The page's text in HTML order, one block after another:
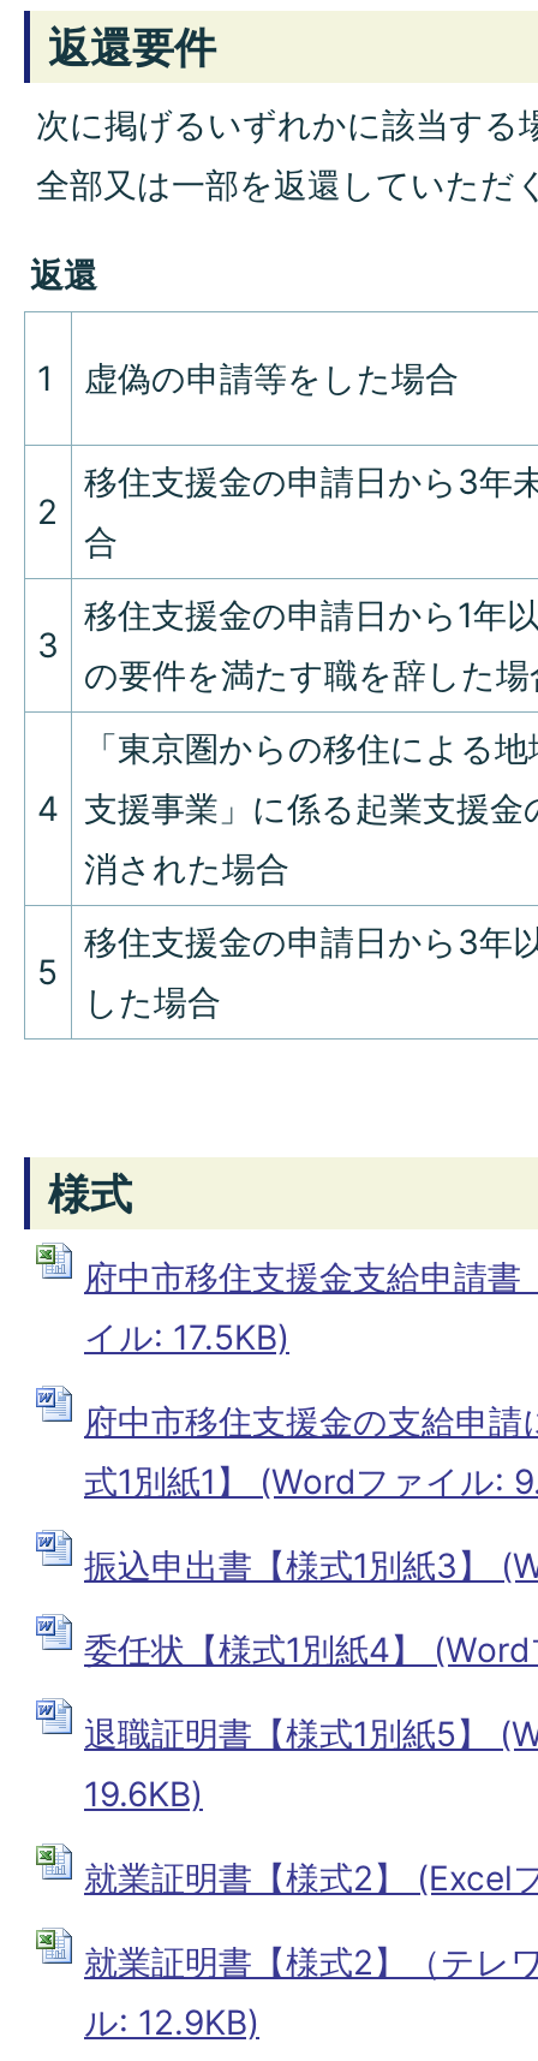
返還要件
次に掲げるいずれかに該当する
全部又は一部を返還していただ
返還
1 虚偽の申請等をした場合
2
移住支援金の申請日から3年
合
3
移住支援金の申請日から1年
の要件を満たす職を辞した場
4
「東京圏からの移住による
支援事業」に係る起業支援
消された場合
5
移住支援金の申請日から3年
した場合
様式
府中市移住支援金支給申請
イル: 17.5KB)
府中市移住支援金の支給申
式1別紙1】 (Wordファイル:
振込申出書【様式1別紙3】
委任状【様式1別紙4】
退職証明書【様式1別紙5】
19.6KB)
就業証明書【様式2】 (Excel
就業証明書【様式2】（テレ
ル: 12.9KB)